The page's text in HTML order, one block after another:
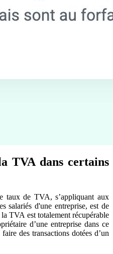
TVA dans certains
taux de TVA, s’appliquant aux
salariés d'une entreprise, est de
TVA est totalement récupérable
d’une entreprise dans ce
des transactions dotées d’un